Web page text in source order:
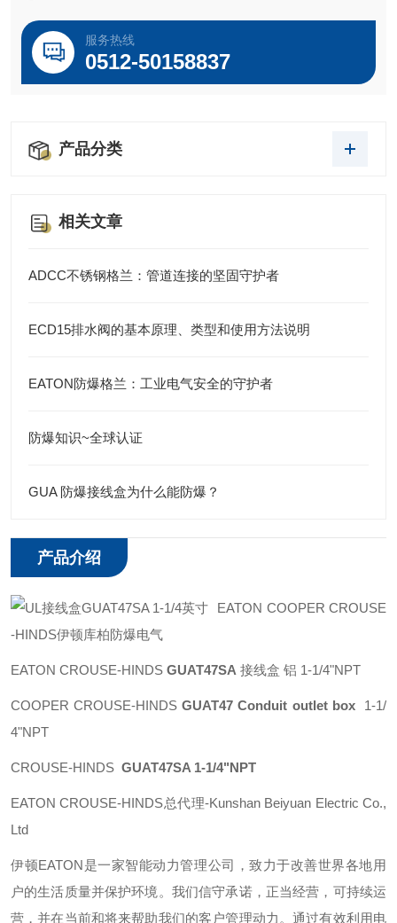
服务热线
0512-50158837
产品分类
相关文章
ADCC不锈钢格兰：管道连接的坚固守护者
ECD15排水阀的基本原理、类型和使用方法说明
EATON防爆格兰：工业电气安全的守护者
防爆知识~全球认证
GUA 防爆接线盒为什么能防爆？
产品介绍
EATON COOPER CROUSE
-HINDS伊顿库柏防爆电气
EATON CROUSE-HINDS GUAT47SA 接线盒 铝 1-1/4"NPT
COOPER CROUSE-HINDSGUAT47 Conduit outlet box1-1/
4"NPT
CROUSE-HINDS GUAT47SA 1-1/4"NPT
EATON CROUSE-HINDS总代理-Kunshan Beiyuan Electric Co.,
Ltd
伊顿EATON是一家智能动力管理公司，致力于改善世界各地用
户的生活质量并保护环境。我们信守承诺，正当经营，可持续运
营，并在当前和将来帮助我们的客户管理动力。通过有效利用电